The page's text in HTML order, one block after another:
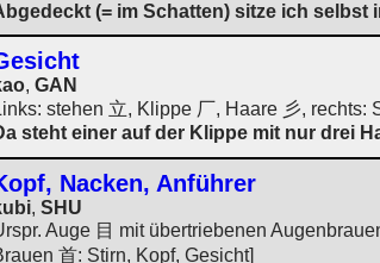
(= im Schatten) sitze ich selbst
, GAN
stehen 立, Klippe 厂, Haare 彡, rechts:
steht einer auf der Klippe mit nur drei
Nacken, Anführer
, SHU
Auge 目 mit übertriebenen
首: Stirn, Kopf, Gesicht]